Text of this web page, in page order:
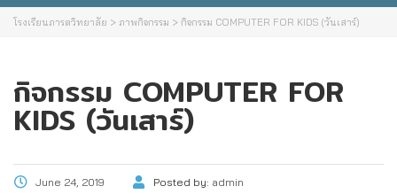
โรงเรียนภารตวิทยาลัย > ภาพกิจกรรม > กิจกรรม COMPUTER FOR KIDS (วันเสาร์)
กิจกรรม COMPUTER FOR
KIDS (วันเสาร์)
June 24, 2019 Posted by: admin